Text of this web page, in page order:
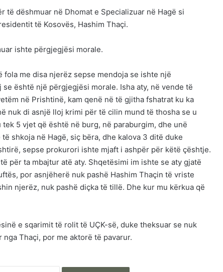
të dëshmuar në Dhomat e Specializuar në Hagë si
të Kosovës, Hashim Thaçi.
ishte përgjegjësi morale.
fola me disa njerëz sepse mendoja se ishte një
është një përgjegjësi morale. Isha aty, në vende të
në Prishtinë, kam qenë në të gjitha fshatrat ku ka
nuk di asnjë lloj krimi për të cilin mund të thosha se u
5 vjet që është në burg, në paraburgim, dhe unë
shkoja në Hagë, siç bëra, dhe kalova 3 ditë duke
sepse prokurori ishte mjaft i ashpër për këtë çështje.
për ta mbajtur atë aty. Shqetësimi im ishte se aty gjatë
por asnjëherë nuk pashë Hashim Thaçin të vriste
njerëz, nuk pashë diçka të tillë. Dhe kur mu kërkua që
e sqarimit të rolit të UÇK-së, duke theksuar se nuk
Thaçi, por me aktorë të pavarur.